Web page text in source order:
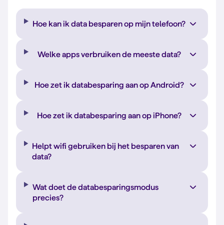
Hoe kan ik data besparen op mijn telefoon?
Welke apps verbruiken de meeste data?
Hoe zet ik databesparing aan op Android?
Hoe zet ik databesparing aan op iPhone?
Helpt wifi gebruiken bij het besparen van
data?
Wat doet de databesparingsmodus
precies?